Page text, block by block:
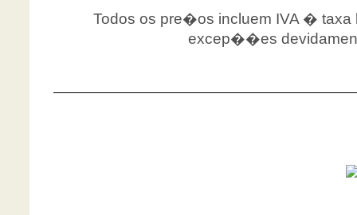
Todos os pre�os incluem IVA � taxa
excep��es